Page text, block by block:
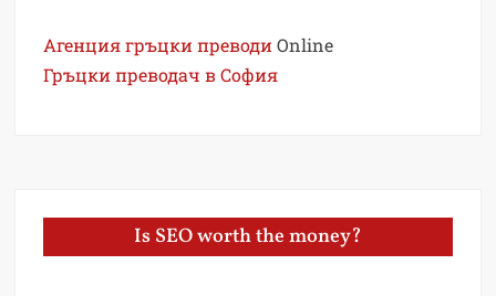
Агенция гръцки преводи Online
Гръцки преводач в София
Is SEO worth the money?